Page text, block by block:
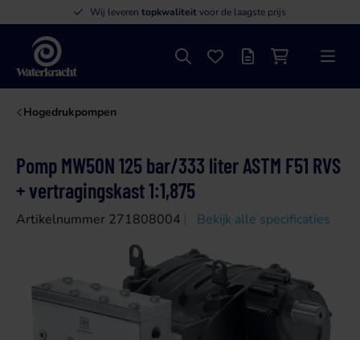
Wij leveren topkwaliteitvoor de laagste prijs
Waterkracht
ZoekenFavorieten
OffertelijstWinkelwagen
Menu
Hogedrukpompen
Pomp MW50N 125 bar/333 liter ASTM F51 RVS
+ vertragingskast 1:1,875
Artikelnummer 271808004 Bekijk alle specificaties